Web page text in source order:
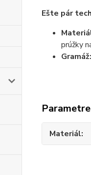
Ešte pár
prúžky
Gramáž:
Parametre
Materiál